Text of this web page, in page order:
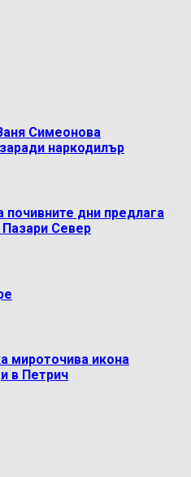
Симеонова
наркодилър
дни предлага
Север
мироточива икона
в Петрич